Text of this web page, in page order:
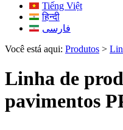
Tiếng Việt
हिन्दी
فارسی
Você está aqui: Produtos >
Linha de
pavimentos